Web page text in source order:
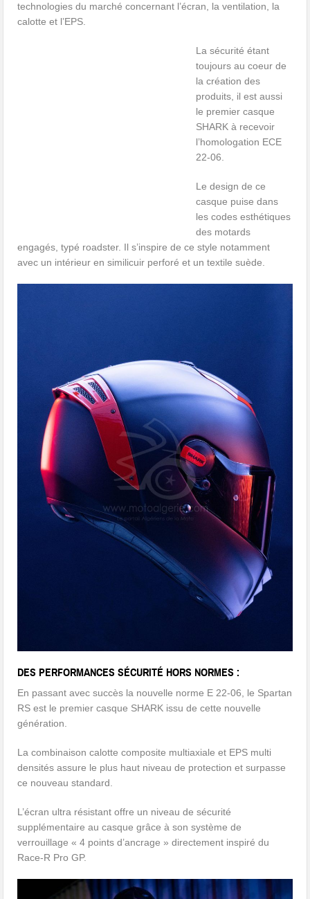
technologies du marché concernant l’écran, la ventilation, la
calotte et l’EPS.
La sécurité étant
toujours au coeur de
la création des
produits, il est aussi
le premier casque
SHARK à recevoir
l’homologation ECE
22-06.
Le design de ce
casque puise dans
les codes esthétiques
des motards
engagés, typé roadster. Il s’inspire de ce style notamment
avec un intérieur en similicuir perforé et un textile suède.
DES PERFORMANCES SÉCURITÉ HORS NORMES :
En passant avec succès la nouvelle norme E 22-06, le Spartan
RS est le premier casque SHARK issu de cette nouvelle
génération.
La combinaison calotte composite multiaxiale et EPS multi
densités assure le plus haut niveau de protection et surpasse
ce nouveau standard.
L’écran ultra résistant offre un niveau de sécurité
supplémentaire au casque grâce à son système de
verrouillage « 4 points d’ancrage » directement inspiré du
Race-R Pro GP.